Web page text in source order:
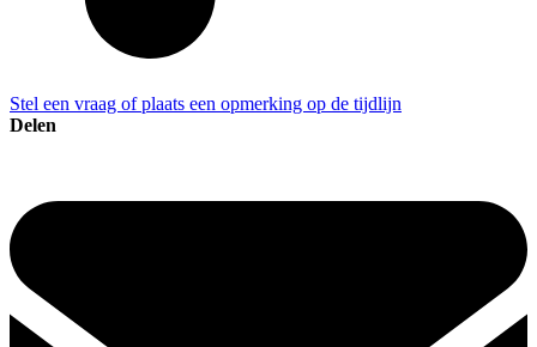
Stel een vraag of plaats een opmerking op de tijdlijn
Delen